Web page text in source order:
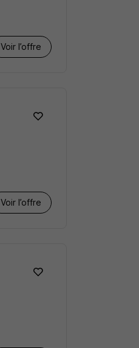
Voir l’offre
Voir l’offre